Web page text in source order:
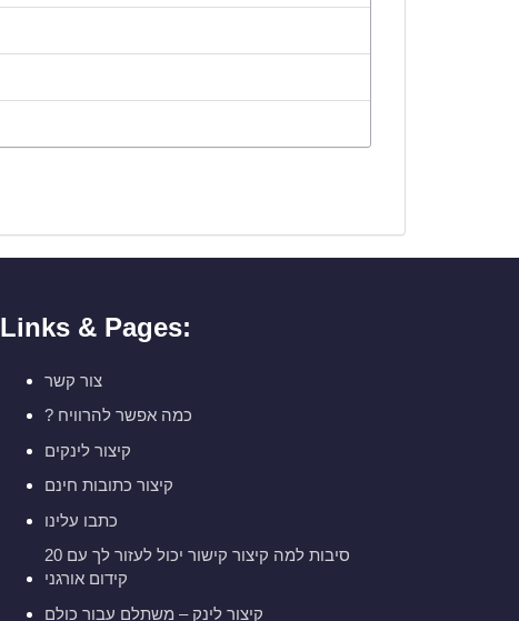
Links & Pages:
צור קשר
? כמה אפשר להרוויח
קיצור לינקים
קיצור כתובות חינם
כתבו עלינו
20 סיבות למה קיצור קישור יכול לעזור לך עם
קידום אורגני
קיצור לינק – משתלם עבור כולם